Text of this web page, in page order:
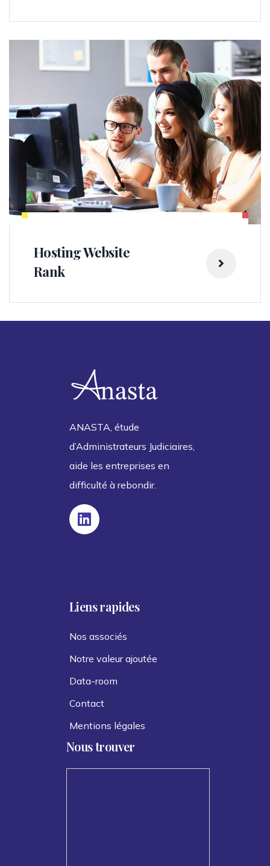
Hosting Website
Rank
ANASTA, étude
d’Administrateurs Judiciaires,
aide les entreprises en
difficulté à rebondir.
Liens rapides
Nos associés
Notre valeur ajoutée
Data-room
Contact
Mentions légales
Nous trouver